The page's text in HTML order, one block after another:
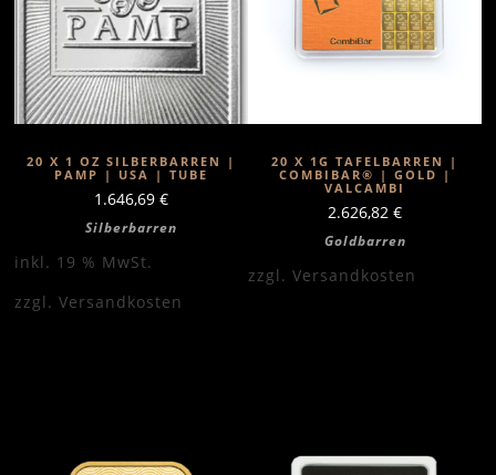
20 X 1 OZ SILBERBARREN |
PAMP | USA | TUBE
1.646,69 €
Silberbarren
inkl. 19 % MwSt.
zzgl. Versandkosten
20 X 1G TAFELBARREN |
COMBIBAR® | GOLD |
VALCAMBI
2.626,82 €
Goldbarren
zzgl. Versandkosten